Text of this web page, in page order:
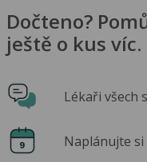
Dočteno?
ještě o kus víc.
Lékaři všech
Naplánujte si